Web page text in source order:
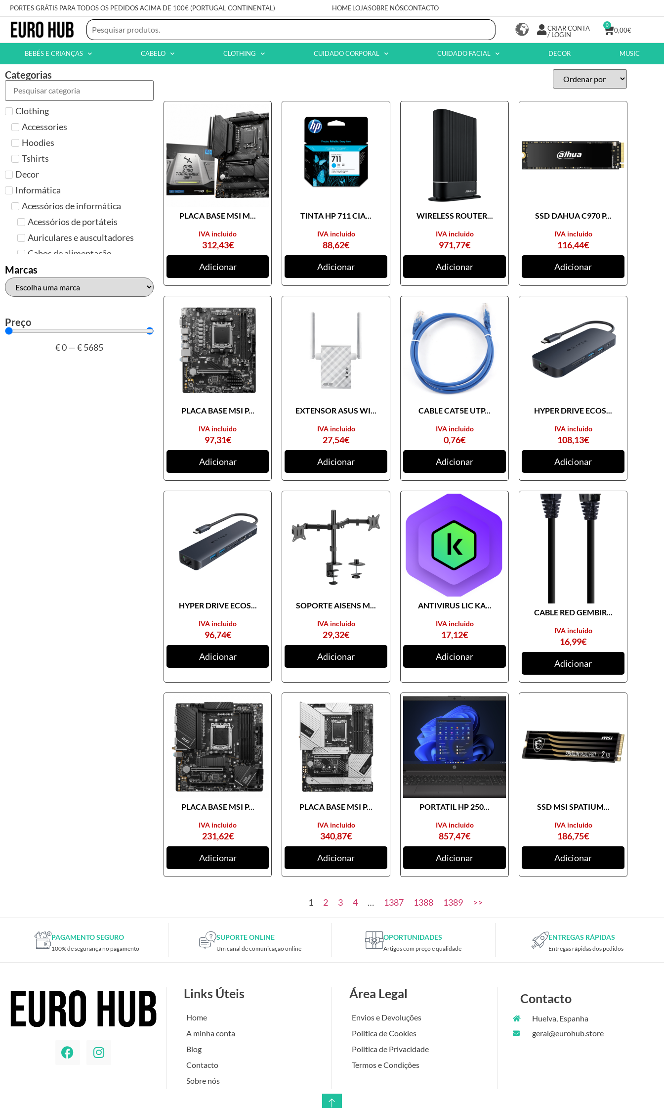
PORTES GRÁTIS PARA TODOS OS PEDIDOS ACIMA DE 100€ (PORTUGAL CONTINENTAL) HOMELOJASOBRE NÓSCONTACTO
CRIAR CONTA
/ LOGIN
0,00€
0
BEBÉS E CRIANÇAS CABELO CLOTHING CUIDADO CORPORAL CUIDADO FACIAL DECOR MUSIC
Categorias
Clothing
Accessories
Hoodies
Tshirts
Decor
Informática
Acessórios de informática
Acessórios de portáteis
Auriculares e auscultadores
Cabos de alimentação
Colunas de Som
Hubs
Leitores de cartões
Malas, mochilas e bolsas
Marcas
Processadores
SAIS
Ventoínhas
Computadores
Mini-PCs
Outros computadores
Portáteis
Marcas
Preço
€0—€5685
PLACA BASE MSI M...
312,43€
IVA incluido
Adicionar
TINTA HP 711 CIA...
88,62€
IVA incluido
Adicionar
WIRELESS ROUTER...
971,77€
IVA incluido
Adicionar
SSD DAHUA C970 P...
116,44€
IVA incluido
Adicionar
PLACA BASE MSI P...
97,31€
IVA incluido
Adicionar
EXTENSOR ASUS WI...
27,54€
IVA incluido
Adicionar
CABLE CAT5E UTP...
0,76€
IVA incluido
Adicionar
HYPER DRIVE ECOS...
108,13€
IVA incluido
Adicionar
HYPER DRIVE ECOS...
96,74€
IVA incluido
Adicionar
SOPORTE AISENS M...
29,32€
IVA incluido
Adicionar
ANTIVIRUS LIC KA...
17,12€
IVA incluido
Adicionar
CABLE RED GEMBIR...
16,99€
IVA incluido
Adicionar
PLACA BASE MSI P...
231,62€
IVA incluido
Adicionar
PLACA BASE MSI P...
340,87€
IVA incluido
Adicionar
PORTATIL HP 250...
857,47€
IVA incluido
Adicionar
SSD MSI SPATIUM...
186,75€
IVA incluido
Adicionar
1 2 3 4 … 1387 1388 1389 >>
PAGAMENTO SEGURO
100% de segurança no pagamento
SUPORTE ONLINE
Um canal de comunicação online
OPORTUNIDADES
Artigos com preço e qualidade
ENTREGAS RÁPIDAS
Entregas rápidas dos pedidos
Links Úteis
Home
A minha conta
Blog
Contacto
Sobre nós
Área Legal
Envios e Devoluções
Politica de Cookies
Politica de Privacidade
Termos e Condições
Contacto
Huelva, Espanha
geral@eurohub.store